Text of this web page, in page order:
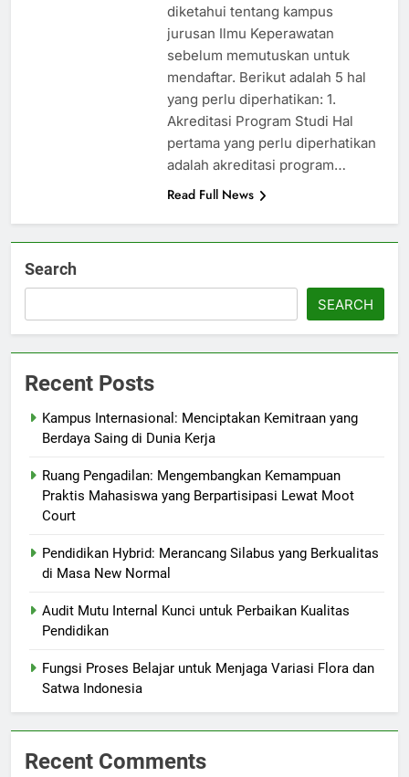
diketahui tentang kampus
jurusan Ilmu Keperawatan
sebelum memutuskan untuk
mendaftar. Berikut adalah 5 hal
yang perlu diperhatikan: 1.
Akreditasi Program Studi Hal
pertama yang perlu diperhatikan
adalah akreditasi program…
Read Full News
Search
SEARCH
Recent Posts
Kampus Internasional: Menciptakan Kemitraan yang
Berdaya Saing di Dunia Kerja
Ruang Pengadilan: Mengembangkan Kemampuan
Praktis Mahasiswa yang Berpartisipasi Lewat Moot
Court
Pendidikan Hybrid: Merancang Silabus yang Berkualitas
di Masa New Normal
Audit Mutu Internal Kunci untuk Perbaikan Kualitas
Pendidikan
Fungsi Proses Belajar untuk Menjaga Variasi Flora dan
Satwa Indonesia
Recent Comments